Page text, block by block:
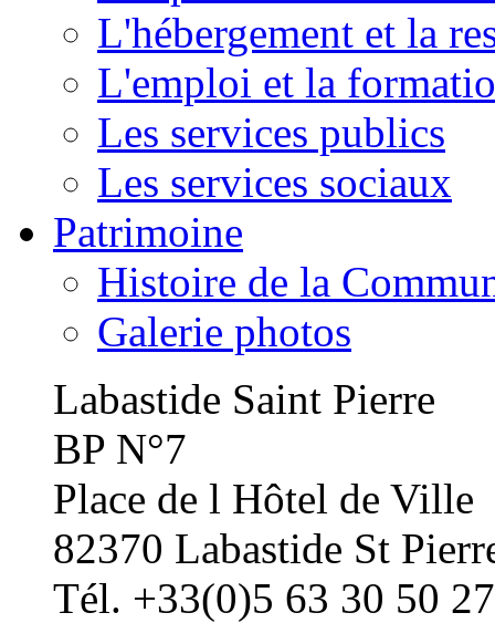
L'hébergement et la
L'emploi et la
Les services publics
Les services sociaux
Patrimoine
Histoire de la
Galerie photos
Labastide Saint Pierre
BP N°7
Place de l Hôtel de Ville
82370 Labastide St
Tél. +33(0)5 63 30 50 27